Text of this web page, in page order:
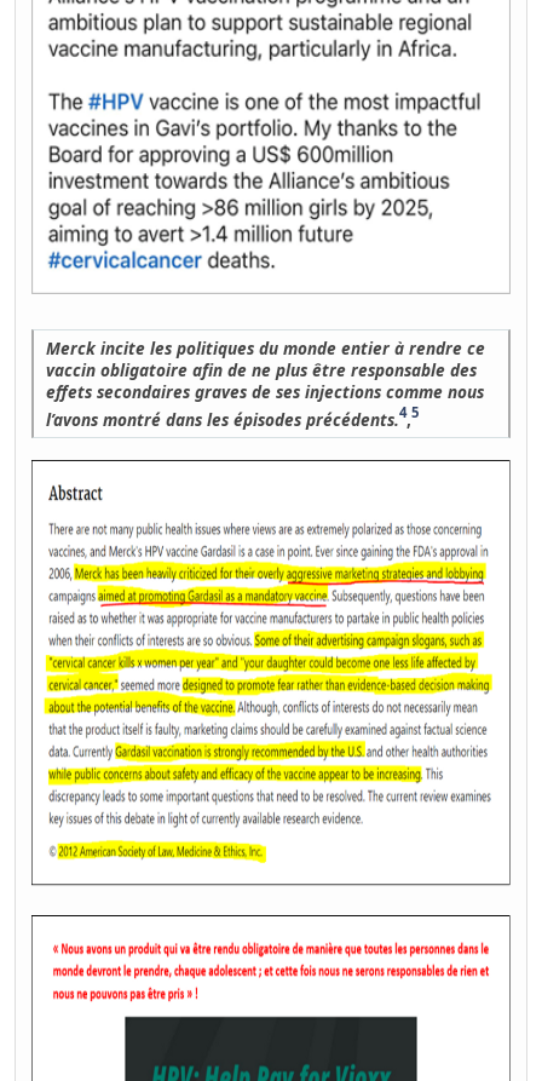
Merck incite les politiques du monde entier à rendre ce
vaccin obligatoire afin de ne plus être responsable des
effets secondaires graves de ses injections comme nous
l’avons montré dans les épisodes précédents.4,5